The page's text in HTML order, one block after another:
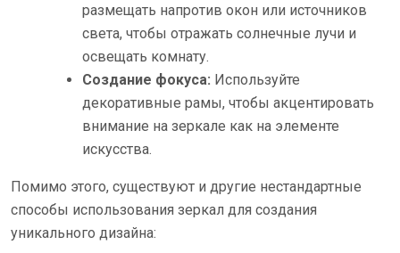
размещать напротив окон или источников
света, чтобы отражать солнечные лучи и
освещать комнату.
Создание фокуса: Используйте
декоративные рамы, чтобы акцентировать
внимание на зеркале как на элементе
искусства.
Помимо этого, существуют и другие нестандартные
способы использования зеркал для создания
уникального дизайна: